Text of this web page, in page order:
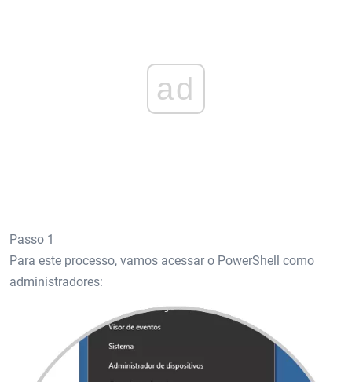
ad
Passo 1
Para este processo, vamos acessar o PowerShell como
administradores: